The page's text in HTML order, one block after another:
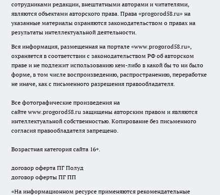
сотрудниками редакции, внештатными авторами и читателями,
являются объектами авторского права. Права «progorod58.ru» на
указанные материалы охраняются законодательством о правах на
результаты интеллектуальной деятельности.
Вся информация, размещенная на портале «www.progorod58.ru»,
охраняется в соответствии с законодательством РФ об авторском
праве и не подлежит использованию кем-либо в какой бы то ни было
форме, в том числе воспроизведению, распространению, переработке
не иначе, как с письменного разрешения правообладателя.
Все фотографические произведения на
сайте www.progorod58.ru защищены авторским правом и являются
интеллектуальной собственностью. Копирование без письменного
согласия правообладателя запрещено.
Возрастная категория сайта 16+.
договор оферта ПГ Полуд
договор оферты ПГ ПП
«На информационном ресурсе применяются рекомендательные